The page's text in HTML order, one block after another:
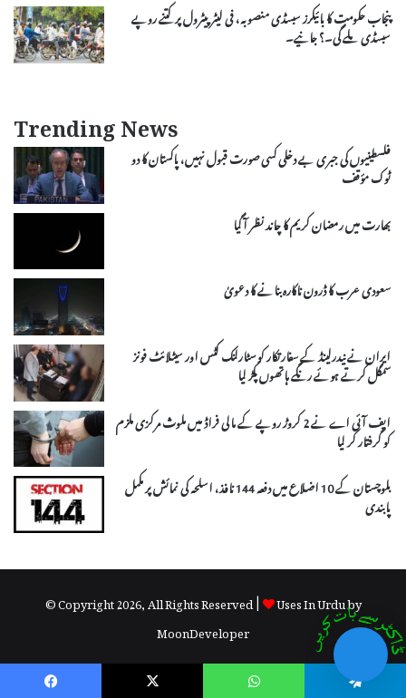
پنجاب حکومت کا بائیکرز سبسڈی منصوبہ، فی لیٹر پیٹرول پر کتنے روپے
سبسڈی ملے گی۔؟ جانیے۔
Trending News
فلسطینیوں کی جبری بے دخلی کسی صورت قبول نہیں، پاکستان کا دو
ٹوک مؤقف
بھارت میں رمضان کریم کا چاند نظر آ گیا
سعودی عرب کا ڈرون ناکارہ بنانے کا دعویٰ
ایران نے نیدرلینڈ کے سفارتکار کو سٹارلنک کٹس اور سیٹلائٹ فونز
سمگل کرتے ہوئے رنگے ہاتھوں پکڑ لیا
ایف آئی اے نے 2 کروڑ روپے کے مالی فراڈ میں ملوث مرکزی ملزم
کو گرفتار کر لیا
بلوچستان کے 10 اضلاع میں دفعہ 144 نافذ، اسلحہ کی نمائش پر مکمل
پابندی
© Copyright 2026, All Rights Reserved |
Uses In Urdu by
MoonDeveloper